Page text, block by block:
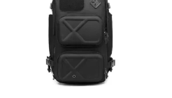
Les
options
peuvent
être
choisies
sur